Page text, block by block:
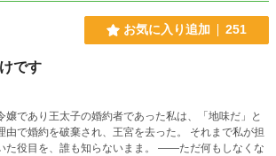
お気に入り追加 251
です
嬢であり王太子の婚約者であった私は、「地味だ」と
由で婚約を破棄され、王宮を去った。 それまで私が担
た役目を、誰も知らないまま。 ――ただ何もしなくな